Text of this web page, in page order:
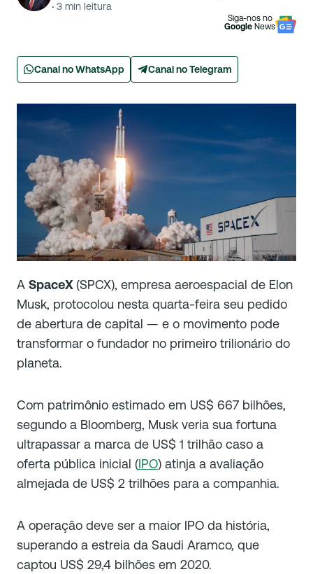
· 3 min leitura
Siga-nos no
Google News
Canal no WhatsApp Canal no Telegram
A SpaceX(SPCX), empresa aeroespacial de Elon
Musk, protocolou nesta quarta-feira seu pedido
de abertura de capital — e o movimento pode
transformar o fundador no primeiro trilionário do
planeta.
Com patrimônio estimado em US$ 667 bilhões,
segundo a Bloomberg, Musk veria sua fortuna
ultrapassar a marca de US$ 1 trilhão caso a
oferta pública inicial (IPO) atinja a avaliação
almejada de US$ 2 trilhões para a companhia.
A operação deve ser a maior IPO da história,
superando a estreia da Saudi Aramco, que
captou US$ 29,4 bilhões em 2020.